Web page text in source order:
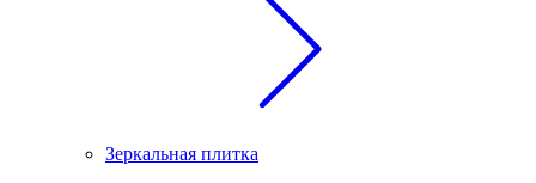
Зеркальная плитка